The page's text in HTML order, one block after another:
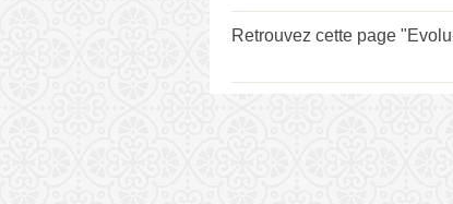
Retrouvez cette page